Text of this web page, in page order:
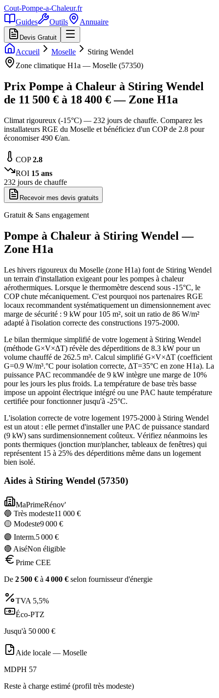
Cout-Pompe-a-Chaleur.fr
Guides
Outils Annuaire
Devis Gratuit
Accueil Moselle
Stiring Wendel
Zone climatique H1a — Moselle (57350)
Prix Pompe à Chaleur à Stiring Wendel
de 11 500 € à 18 400 € — Zone H1a
Climat rigoureux (-15°C) — 232 jours de chauffe. Comparez les
installateurs RGE du Moselle et bénéficiez d'un COP de 2.8 pour
économiser 490 €/an.
COP2.8
ROI 15 ans
232 jours de chauffe
Recevoir mes devis gratuits
Gratuit & Sans engagement
Pompe à Chaleur à Stiring Wendel —
Zone H1a
Les hivers rigoureux du Moselle (zone H1a) font de Stiring Wendel
un terrain d'installation exigeant pour les pompes à chaleur
aérothermiques. Lorsque le thermomètre descend sous -15°C, le
COP chute mécaniquement. C'est pourquoi nos partenaires RGE
locaux recommandent systématiquement un dimensionnement avec
marge de sécurité : 9 kW pour 105 m², soit un ratio de 86 W/m²
adapté à l'isolation correcte des constructions 1975-2000.
Le bilan thermique simplifié de votre logement à Stiring Wendel
(méthode G×V×ΔT) révèle des déperditions de 8.3 kW pour un
volume chauffé de 262.5 m³. Calcul simplifié G×V×ΔT (coefficient
G=0.9 W/m³.°C pour isolation correcte, ΔT=35°C en zone H1a). La
puissance PAC recommandée de 9 kW intègre une marge de 10%
pour les jours les plus froids. La température de base très basse
impose un appoint électrique intégré ou une PAC haute température
certifiée pour fonctionner jusqu'à -25°C.
L'isolation correcte de votre logement 1975-2000 à Stiring Wendel
est un atout : elle permet d'installer une PAC de puissance standard
(9 kW) sans surdimensionnement coûteux. Vérifiez néanmoins les
ponts thermiques (jonction mur/plancher, tableaux de fenêtres) qui
représentent 15 à 25% des déperditions même dans un logement
bien isolé.
Aides à Stiring Wendel (57350)
MaPrimeRénov'
🔵 Très modeste11 000 €
🟡 Modeste9 000 €
🟣 Interm.5 000 €
🔴 AiséNon éligible
Prime CEE
De 2 500 € à 4 000 € selon fournisseur d'énergie
TVA 5,5%
Éco-PTZ
Jusqu'à 50 000 €
Aide locale — Moselle
MDPH 57
Reste à charge estimé (profil très modeste)